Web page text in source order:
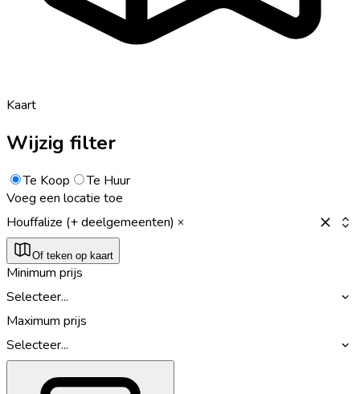
Kaart
Wijzig filter
Te Koop
Te Huur
Voeg een locatie toe
Houffalize (+ deelgemeenten)
Of teken op kaart
Minimum prijs
Selecteer...
Maximum prijs
Selecteer...